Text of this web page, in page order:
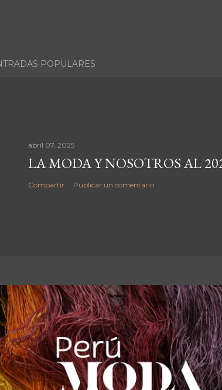
POPULARES
abril 07, 2025
LA MODA Y NOSOTROS AL
Compartir Publicar un comentario